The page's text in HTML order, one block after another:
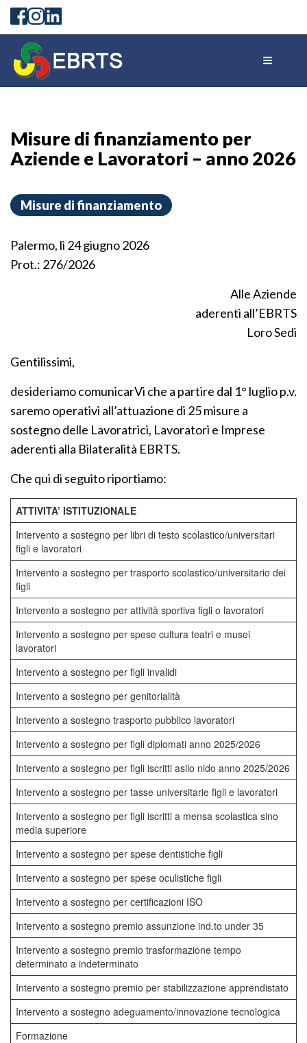
Misure di finanziamento per
Aziende e Lavoratori – anno 2026
Misure di finanziamento
Palermo, lì 24 giugno 2026
Prot.: 276/2026
Alle Aziende
aderenti all’EBRTS
Loro Sedi
Gentilissimi,
desideriamo comunicarVi che a partire dal 1° luglio p.v.
saremo operativi all’attuazione di 25 misure a
sostegno delle Lavoratrici, Lavoratori e Imprese
aderenti alla Bilateralità EBRTS.
Che qui di seguito riportiamo:
ATTIVITA’ ISTITUZIONALE
Intervento a sostegno per libri di testo scolastico/universitari
figli e lavoratori
Intervento a sostegno per trasporto scolastico/universitario dei
figli
Intervento a sostegno per attività sportiva figli o lavoratori
Intervento a sostegno per spese cultura teatri e musei
lavoratori
Intervento a sostegno per figli invalidi
Intervento a sostegno per genitorialità
Intervento a sostegno trasporto pubblico lavoratori
Intervento a sostegno per figli diplomati anno 2025/2026
Intervento a sostegno per figli iscritti asilo nido anno 2025/2026
Intervento a sostegno per tasse universitarie figli e lavoratori
Intervento a sostegno per figli iscritti a mensa scolastica sino
media superiore
Intervento a sostegno per spese dentistiche figli
Intervento a sostegno per spese oculistiche figli
Intervento a sostegno per certificazioni ISO
Intervento a sostegno premio assunzione ind.to under 35
Intervento a sostegno premio trasformazione tempo
determinato a indeterminato
Intervento a sostegno premio per stabilizzazione apprendistato
Intervento a sostegno adeguamento/innovazione tecnologica
Formazione